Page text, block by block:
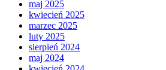
maj 2025
kwiecień 2025
marzec 2025
luty 2025
sierpień 2024
maj 2024